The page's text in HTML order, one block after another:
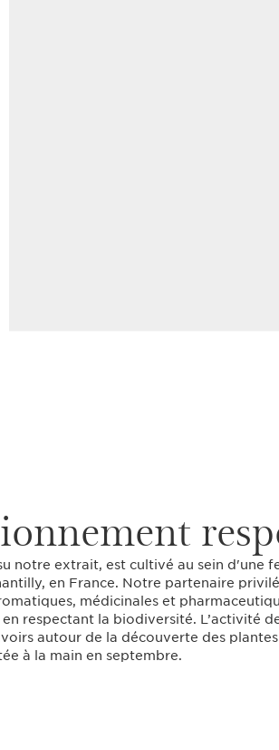
notre extrait, est cultivé au sein d'une
en France. Notre partenaire
médicinales et
respectant la biodiversité. L’activité
autour de la découverte des
à la main en septembre.